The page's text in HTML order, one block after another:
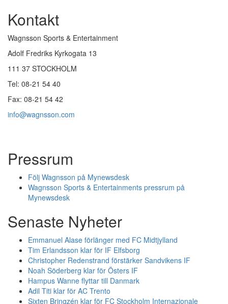
Kontakt
Wagnsson Sports & Entertainment
Adolf Fredriks Kyrkogata 13
111 37 STOCKHOLM
Tel: 08-21 54 40
Fax: 08-21 54 42
info@wagnsson.com
Pressrum
Följ Wagnsson på Mynewsdesk
Wagnsson Sports & Entertainments pressrum på
Mynewsdesk
Senaste Nyheter
Emmanuel Alase förlänger med FC Midtjylland
Tim Erlandsson klar för IF Elfsborg
Christopher Redenstrand förstärker Sandvikens IF
Noah Söderberg klar för Östers IF
Hampus Wanne flyttar till Danmark
Adil Titi klar för AC Trento
Sixten Bringzén klar för FC Stockholm Internazionale